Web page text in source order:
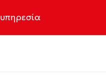
υπηρεσία